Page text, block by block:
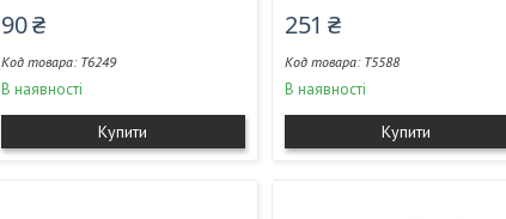
90 ₴
T6249
В наявності
Купити
251 ₴
T5588
В наявності
Купити